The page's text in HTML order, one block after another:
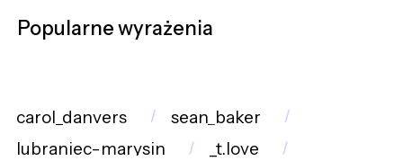
Popularne wyrażenia
carol_danvers
sean_baker
lubraniec-marysin
_t.love